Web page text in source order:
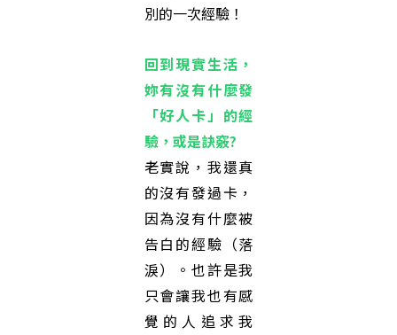
別的一次經驗！
回到現實生活，
妳有沒有什麼發
「好人卡」的經
驗，或是訣竅?
老實說，我還真
的沒有發過卡，
因為沒有什麼被
告白的經驗（落
淚）。也許是我
只會讓我也有感
覺的人追求我